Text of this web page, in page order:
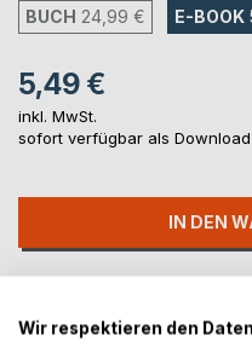
BUCH 24,99 € E-BOOK
5,49 €
inkl. MwSt.
sofort verfügbar als Download
IN DEN
Titel bewerten
Wir respektieren den